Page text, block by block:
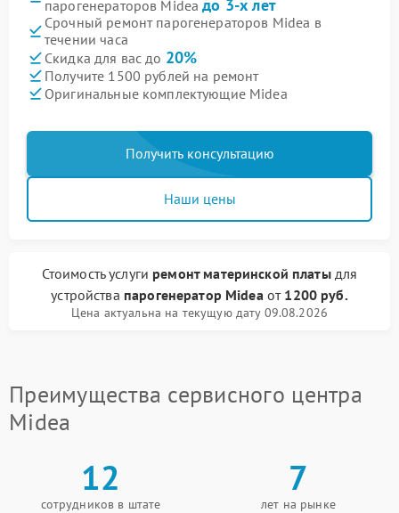
парогенераторов Mideaдо 3-х лет
Срочный ремонт парогенераторов Midea в
течении часа
Скидка для вас до 20%
Получите 1500 рублей на ремонт
Оригинальные комплектующие Midea
Получить консультацию
Наши цены
Стоимость услуги ремонт материнской платыдля
устройства парогенератор Mideaот 1200 руб.
Цена актуальна на текущую дату 09.08.2026
Преимущества сервисного центра
Midea
12
сотрудников в штате
7
лет на рынке